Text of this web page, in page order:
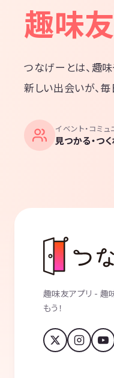
趣味友
つなげーとは、趣味
新しい出会いが、毎
イベント・コミュ
見つかる・つ
趣味友アプリ - 趣
もう！